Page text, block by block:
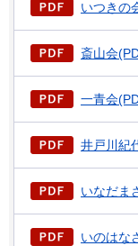
いつきの
斎山会
一青会
井戸川紀
いなだま
いのはな